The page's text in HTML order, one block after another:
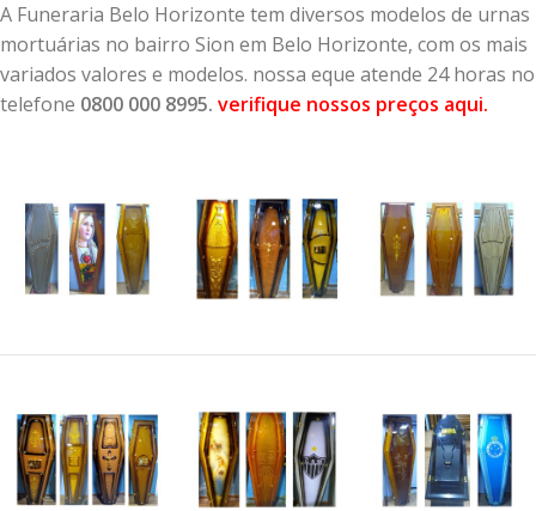
A Funeraria Belo Horizonte tem diversos modelos de urnas
mortuárias no bairro Sion em Belo Horizonte, com os mais
variados valores e modelos. nossa eque atende 24 horas no
telefone 0800 000 8995. verifique nossos preços aqui.